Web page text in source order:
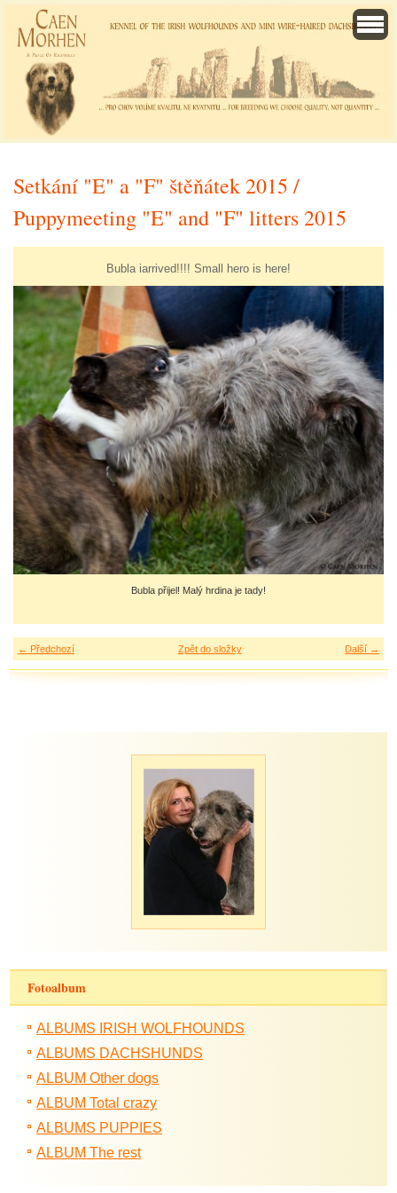
Setkání "E" a "F" štěňátek 2015 /
Puppymeeting "E" and "F" litters 2015
Bubla iarrived!!!! Small hero is here!
Bubla přijel! Malý hrdina je tady!
← Předchozí Další →
Zpět do složky
Fotoalbum
ALBUMS IRISH WOLFHOUNDS
ALBUMS DACHSHUNDS
ALBUM Other dogs
ALBUM Total crazy
ALBUMS PUPPIES
ALBUM The rest